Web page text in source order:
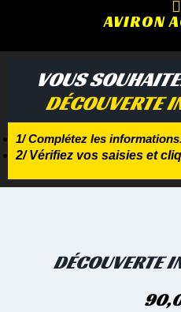
AVIRON
VOUS
DÉCOUVERTE
1/ Complétez les informations.
2/ Vérifiez vos saisies et
DÉCOUVERTE